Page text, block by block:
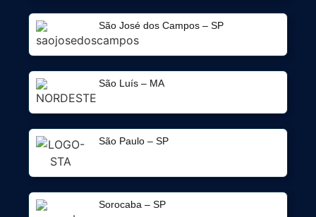
São José dos Campos – SP
São Luís – MA
São Paulo – SP
Sorocaba – SP